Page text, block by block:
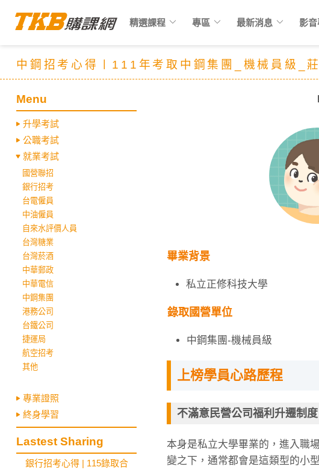
中鋼招考心得〡111年考取中鋼集團_機械員級_
Menu
升學考試
公職考試
就業考試
國營聯招
銀行招考
台電僱員
中油僱員
自來水評價人員
台灣糖業
台灣菸酒
中華郵政
中華電信
中鋼集團
港務公司
台鐵公司
捷運局
航空招考
其他
專業證照
終身學習
Lastest Sharing
銀行招考心得 | 115錄取合
畢業背景
私立正修科技大學
錄取國營單位
中鋼集團-機械員級
上榜學員心路歷程
不滿意民營公司福利升遷制
本身是私立大學畢業的，進入職
變之下，通常都會是這類型的小
精選課程 keyboard_arrow_down 專區 keyboard_arrow_down 最新消息 keyboard_arrow_down 影